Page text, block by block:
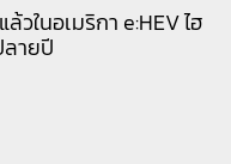
วในอเมริกา e:HEV ไฮ
ายปี